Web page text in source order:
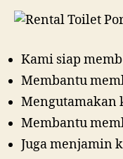
Kami siap
Membantu
Mengutamakan
Membantu
Juga menjamin